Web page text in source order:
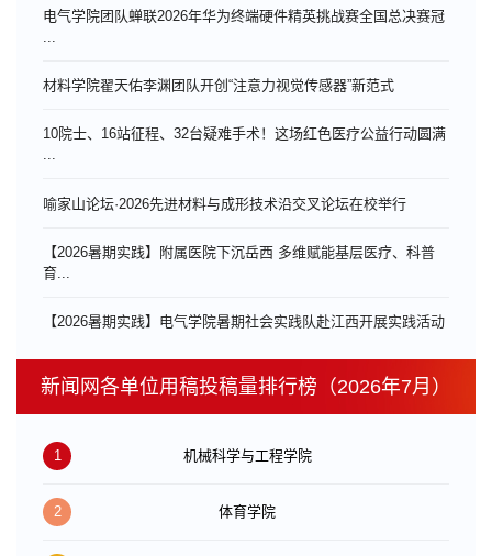
电气学院团队蝉联2026年华为终端硬件精英挑战赛全国总决赛冠
材料学院翟天佑李渊团队开创“注意力视觉传感器”新范式
10院士、16站征程、32台疑难手术！这场红色医疗公益行动圆满
...
喻家山论坛·2026先进材料与成形技术沿交叉论坛在校举行
【2026暑期实践】附属医院下沉岳西 多维赋能基层医疗、科普
育...
【2026暑期实践】电气学院暑期社会实践队赴江西开展实践活动
新闻网各单位用稿投稿量排行榜（2026年7月）
1 机械科学与工程学院
2 体育学院